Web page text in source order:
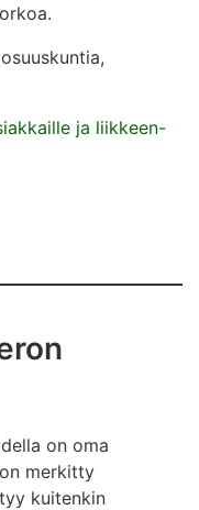
ja liikkeen-
on oma
merkitty
kuitenkin